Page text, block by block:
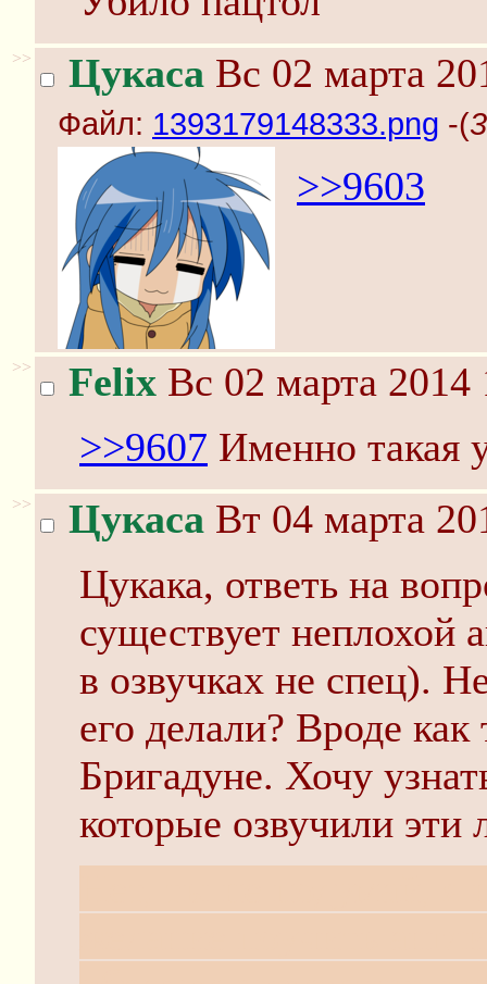
>> Цукаса Вс 02 марта
Файл: 1393179148333.png -(
>>9603
>> Felix Вс 02 марта 2014
>>9607 Именно такая
>> Цукаса Вт 04 марта
Цукака, ответь на
существует неплохой
в озвучках не спец).
его делали? Вроде
Бригадуне. Хочу
которые озвучили эти